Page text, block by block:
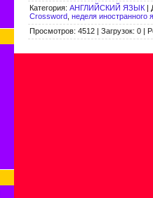
Категория: АНГЛИЙСКИЙ ЯЗЫК |
Сrossword неделя иностранного
Просмотров: 4512 | Загрузок: 0 |